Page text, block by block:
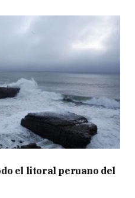
el litoral peruano del